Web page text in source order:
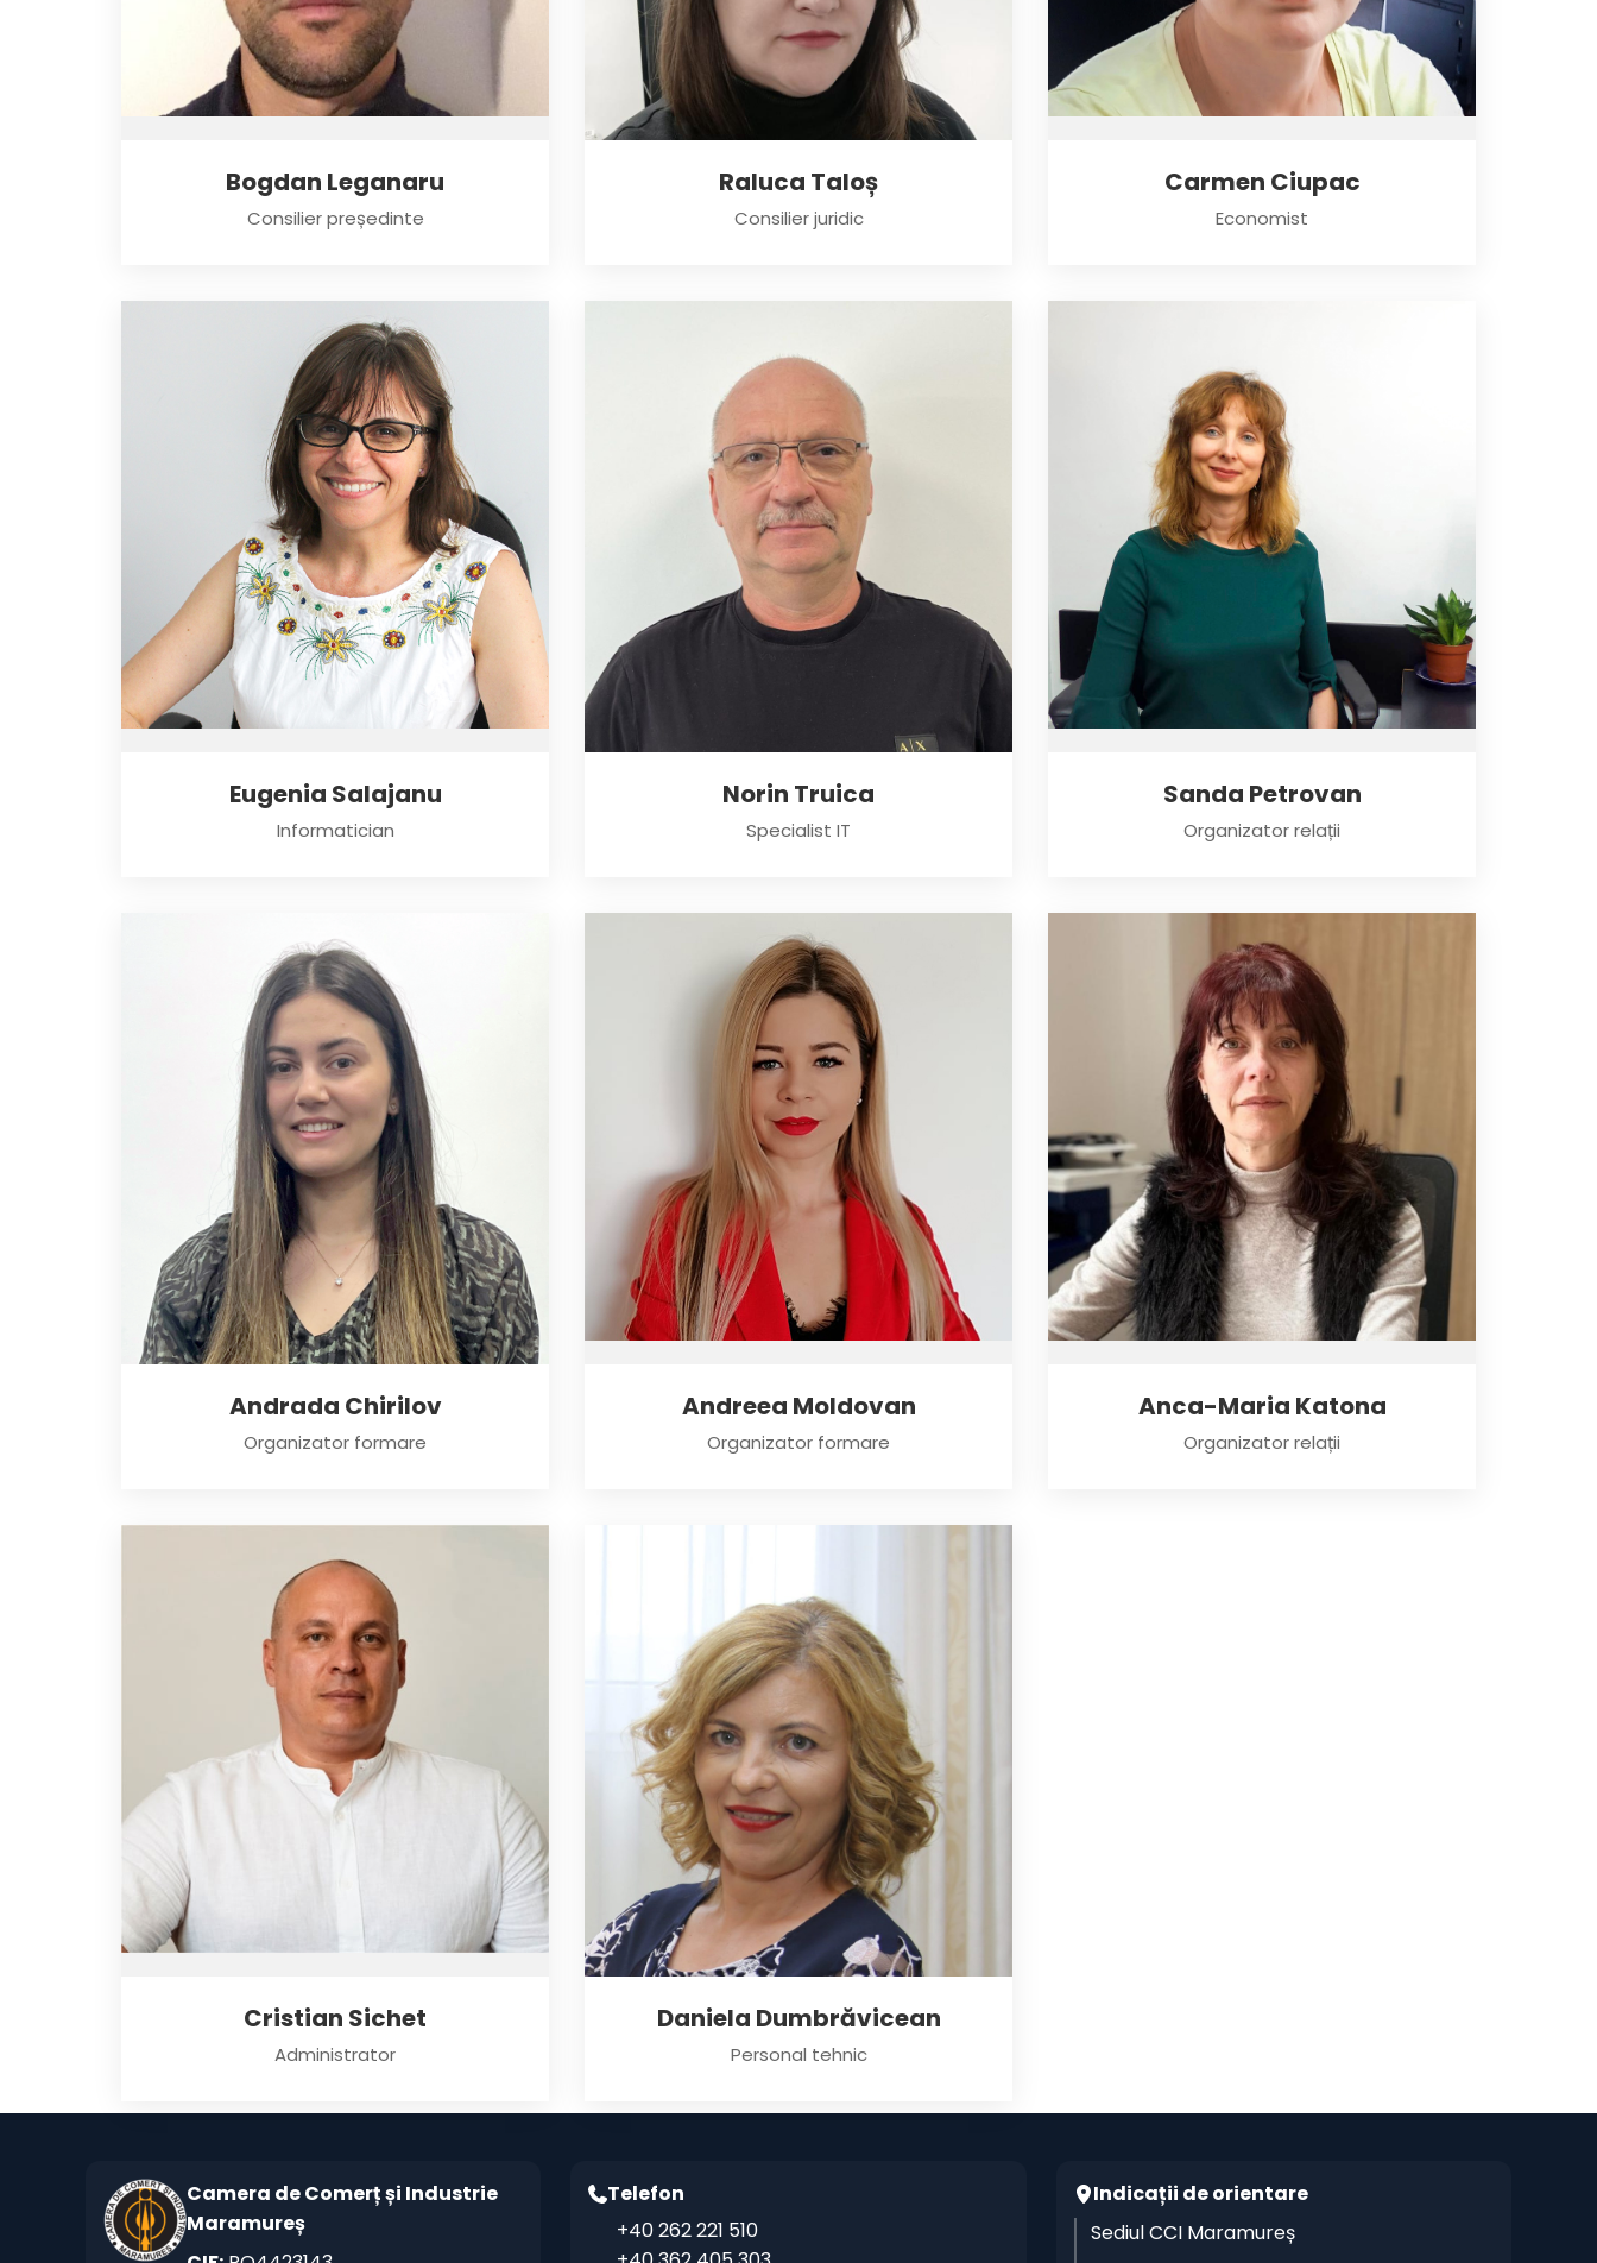
Bogdan Leganaru
Consilier președinte
Raluca Taloș
Consilier juridic
Carmen Ciupac
Economist
Eugenia Salajanu
Informatician
Norin Truica
Specialist IT
Sanda Petrovan
Organizator relații
Andrada Chirilov
Organizator formare
Andreea Moldovan
Organizator formare
Anca-Maria Katona
Organizator relații
Cristian Sichet
Administrator
Daniela Dumbrăvicean
Personal tehnic
Camera de Comerț și Industrie
Maramureș
Telefon
+40 262 221 510
Indicații de orientare
Sediul CCI Maramureș